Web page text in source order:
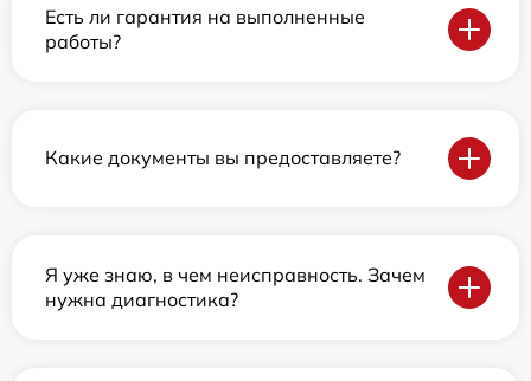
Есть ли гарантия на выполненные
работы?
Какие документы вы предоставляете?
Я уже знаю, в чем неисправность. Зачем
нужна диагностика?